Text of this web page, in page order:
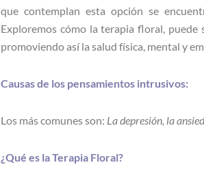
que contemplan esta opción se
Exploremos cómo la terapia floral,
promoviendo así la salud física, mental y
Causas de los pensamientos intrusivos:
Los más comunes son: La depresión, la
¿Qué es la Terapia Floral?